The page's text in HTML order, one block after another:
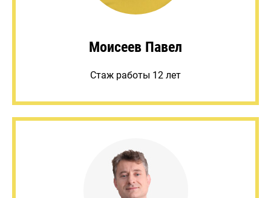
Моисеев Павел
Стаж работы 12 лет